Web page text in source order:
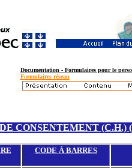
Documentation - Formulaires pour le
Formulaires réseau
CONSENTEMENT (C.H.)
CODE À BARRES